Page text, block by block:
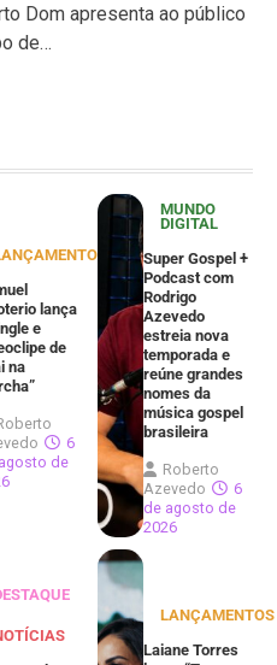
Dom apresenta ao público
de…
lança
e
de
na
6
de
MUNDO
DIGITAL
Super Gospel +
Podcast com
Rodrigo
Azevedo
estreia nova
temporada e
reúne grandes
nomes da
música gospel
brasileira
Roberto
Azevedo
6
de agosto de
2026
LANÇAMENTOS
Laiane Torres